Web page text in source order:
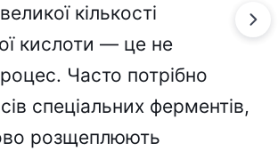
кількості
кислоти — це не
Часто потрібно
спеціальних ферментів,
розщеплюють